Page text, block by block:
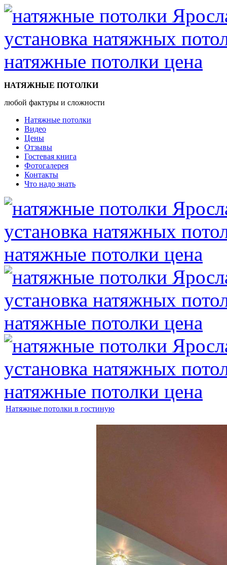
НАТЯЖНЫЕ ПОТОЛКИ
любой фактуры и сложности
Натяжные потолки
Видео
Цены
Отзывы
Гостевая книга
Фотогалерея
Контакты
Что надо знать
Натяжные потолки в гостиную